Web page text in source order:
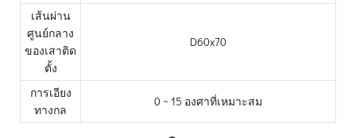
เส้นผ่าน
ศูนย์กลาง
ของเสาติด
ตั้ง
D60x70
การเอียง
ทางกล
0 ~ 15 องศาที่เหมาะสม